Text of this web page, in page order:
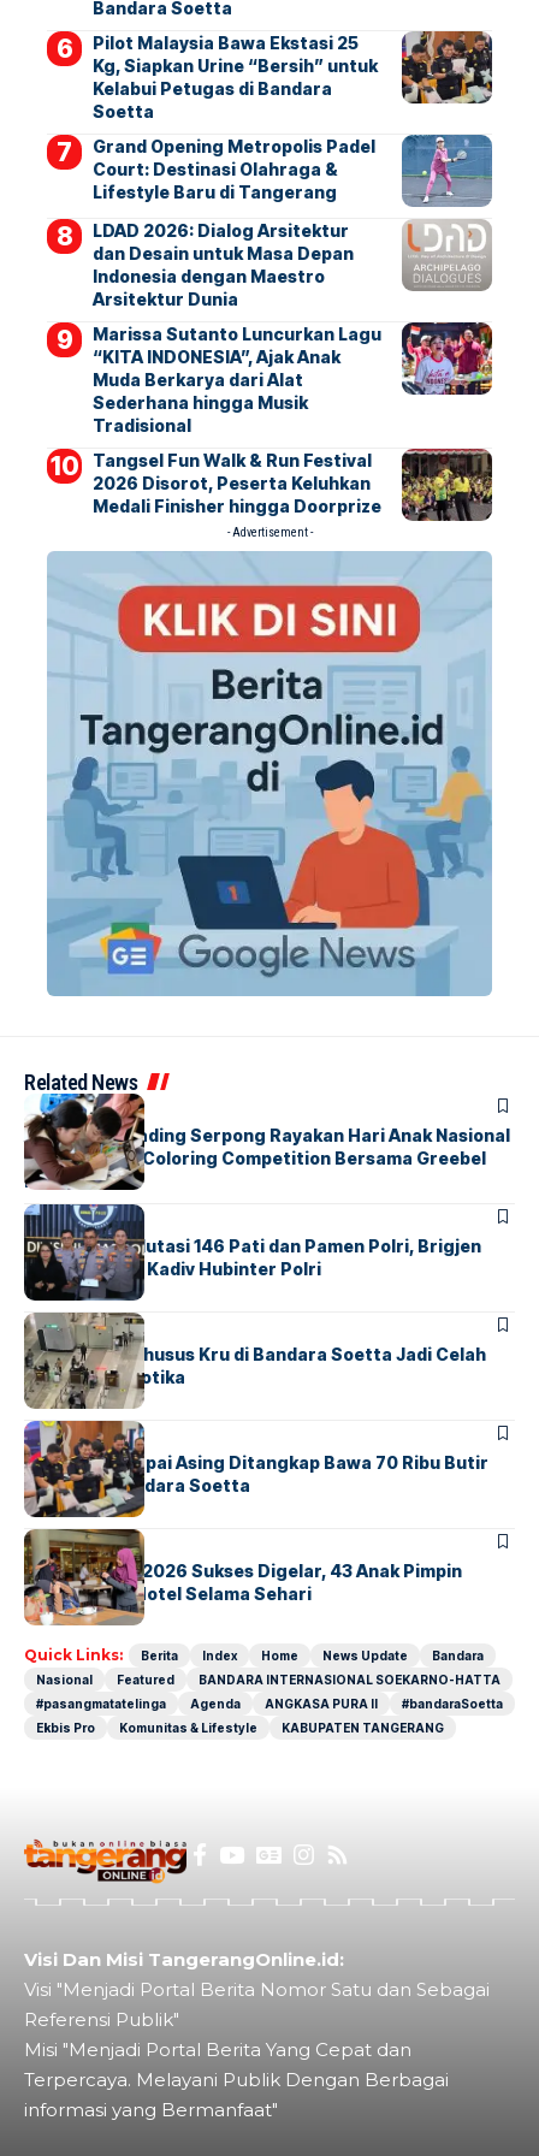
Bandara Soetta
Pilot Malaysia Bawa Ekstasi 25
Kg, Siapkan Urine “Bersih” untuk
Kelabui Petugas di Bandara
Soetta
Grand Opening Metropolis Padel
Court: Destinasi Olahraga &
Lifestyle Baru di Tangerang
LDAD 2026: Dialog Arsitektur
dan Desain untuk Masa Depan
Indonesia dengan Maestro
Arsitektur Dunia
Marissa Sutanto Luncurkan Lagu
“KITA INDONESIA”, Ajak Anak
Muda Berkarya dari Alat
Sederhana hingga Musik
Tradisional
Tangsel Fun Walk & Run Festival
2026 Disorot, Peserta Keluhkan
Medali Finisher hingga Doorprize
- Advertisement -
Related News
BERITAINDEX
Atria Hotel Gading Serpong Rayakan Hari Anak Nasional
Lewat Family Coloring Competition Bersama Greebel
Indonesia
BERITA
Mabes Polri Mutasi 146 Pati dan Pamen Polri, Brigjen
Untung Jabat Kadiv Hubinter Polri
BANDARABERITA
Ketika Jalur Khusus Kru di Bandara Soetta Jadi Celah
Sindikat Narkotika
BANDARA BERITA
Kopilot Maskapai Asing Ditangkap Bawa 70 Ribu Butir
Ekstasi di Bandara Soetta
BERITAINDEX
GM For A Day 2026 Sukses Digelar, 43 Anak Pimpin
Operasional Hotel Selama Sehari
Quick Links: Berita Index Home News Update
Bandara
Nasional
Featured
BANDARA INTERNASIONAL SOEKARNO-HATTA
#pasangmatatelinga
Agenda ANGKASA PURA II
#bandaraSoetta
Ekbis Pro
Komunitas & Lifestyle KABUPATEN TANGERANG
Visi Dan Misi TangerangOnline.id:
Visi "Menjadi Portal Berita Nomor Satu dan Sebagai
Referensi Publik"
Misi "Menjadi Portal Berita Yang Cepat dan
Terpercaya. Melayani Publik Dengan Berbagai
informasi yang Bermanfaat"